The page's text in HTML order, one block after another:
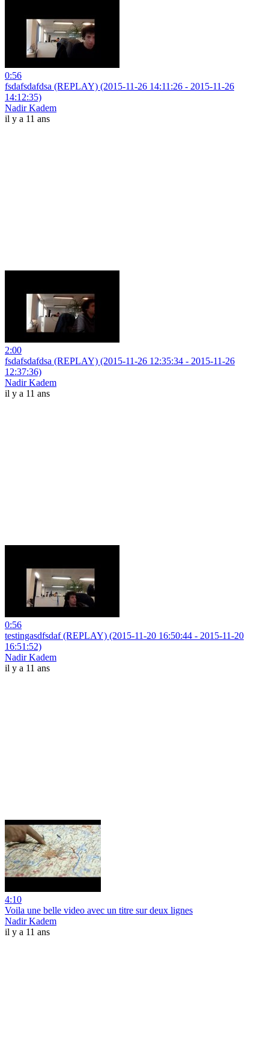
0:56
fsdafsdafdsa (REPLAY) (2015-11-26 14:11:26 - 2015-11-26
14:12:35)
Nadir Kadem
il y a 11 ans
2:00
fsdafsdafdsa (REPLAY) (2015-11-26 12:35:34 - 2015-11-26
12:37:36)
Nadir Kadem
il y a 11 ans
0:56
testingasdfsdaf (REPLAY) (2015-11-20 16:50:44 - 2015-11-20
16:51:52)
Nadir Kadem
il y a 11 ans
4:10
Voila une belle video avec un titre sur deux lignes
Nadir Kadem
il y a 11 ans